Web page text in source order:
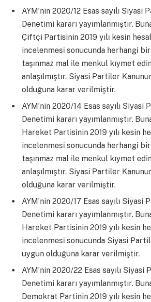
AYM’nin 2020/12 Esas sayılı Siyasi
Denetimi kararı yayımlanmıştır.
Çiftçi Partisinin 2019 yılı kesin
incelenmesi sonucunda herhangi bir
taşınmaz mal ile menkul kıymet
anlaşılmıştır. Siyasi Partiler
olduğuna karar verilmiştir.
AYM’nin 2020/14 Esas sayılı Siyasi
Denetimi kararı yayımlanmıştır.
Hareket Partisinin 2019 yılı kesin
incelenmesi sonucunda herhangi bir
taşınmaz mal ile menkul kıymet
anlaşılmıştır. Siyasi Partiler
olduğuna karar verilmiştir.
AYM’nin 2020/17 Esas sayılı Siyasi
Denetimi kararı yayımlanmıştır.
Hareket Partisinin 2019 yılı kesin
incelenmesi sonucunda Siyasi
uygun olduğuna karar verilmiştir.
AYM’nin 2020/22 Esas sayılı Siyasi
Denetimi kararı yayımlanmıştır.
Demokrat Partinin 2019 yılı kesin